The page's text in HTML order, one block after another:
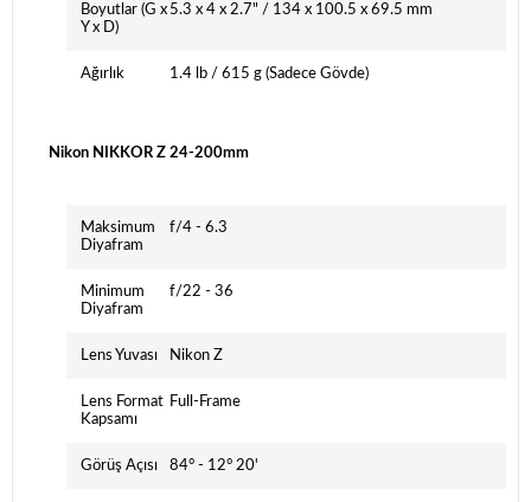
Boyutlar (G x
Y x D)
5.3 x 4 x 2.7" / 134 x 100.5 x 69.5 mm
Ağırlık 1.4 lb / 615 g (Sadece Gövde)
Nikon NIKKOR Z 24-200mm
Maksimum
Diyafram
f/4 - 6.3
Minimum
Diyafram
f/22 - 36
Lens Yuvası Nikon Z
Lens Format
Kapsamı
Full-Frame
Görüş Açısı 84° - 12° 20'